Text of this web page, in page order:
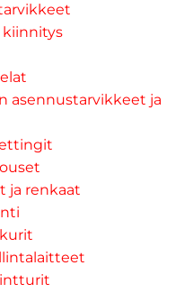
asennustarvikkeet ja
ja renkaat